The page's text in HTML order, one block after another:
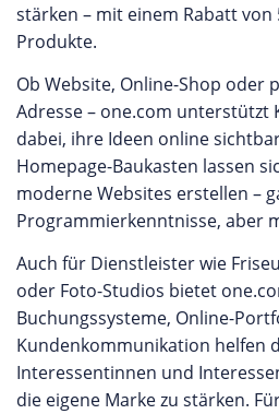
stärken – mit einem Rabatt von
Produkte.
Ob Website, Online-Shop oder
Adresse – one.com unterstützt
dabei, ihre Ideen online
Homepage-Baukasten lassen
moderne Websites erstellen –
Programmierkenntnisse, aber
Auch für Dienstleister wie
oder Foto-Studios bietet
Buchungssysteme, Online-
Kundenkommunikation helfen
Interessentinnen und
die eigene Marke zu stärken.